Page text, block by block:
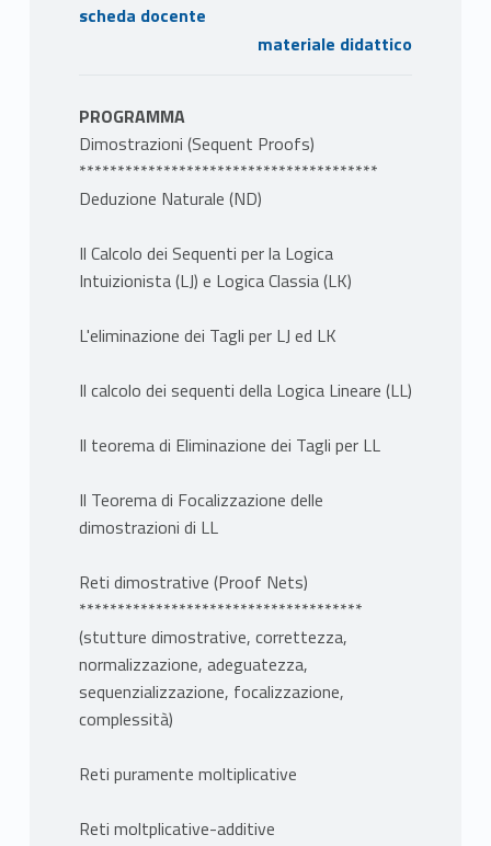
scheda docente
materiale didattico
PROGRAMMA
Dimostrazioni (Sequent Proofs)
***************************************
Deduzione Naturale (ND)
Il Calcolo dei Sequenti per la Logica
Intuizionista (LJ) e Logica Classia (LK)
L'eliminazione dei Tagli per LJ ed LK
Il calcolo dei sequenti della Logica Lineare (LL)
Il teorema di Eliminazione dei Tagli per LL
Il Teorema di Focalizzazione delle
dimostrazioni di LL
Reti dimostrative (Proof Nets)
*************************************
(stutture dimostrative, correttezza,
normalizzazione, adeguatezza,
sequenzializzazione, focalizzazione,
complessità)
Reti puramente moltiplicative
Reti moltplicative-additive